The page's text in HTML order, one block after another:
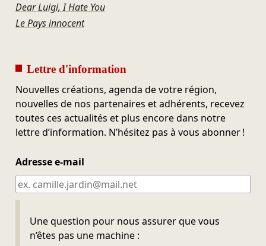
Dear Luigi, I Hate You
Le Pays innocent
Lettre d'information
Nouvelles créations, agenda de votre région,
nouvelles de nos partenaires et adhérents, recevez
toutes ces actualités et plus encore dans notre
lettre d’information. N’hésitez pas à vous abonner !
Adresse e-mail
Une question pour nous assurer que vous
n’êtes pas une machine :
Ne pas remplir